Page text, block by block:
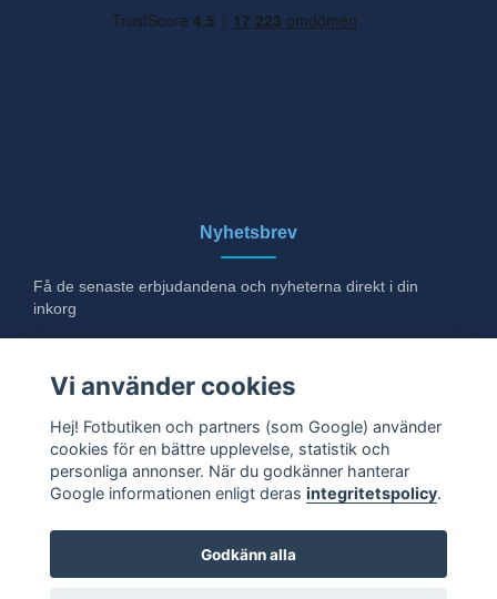
Nyhetsbrev
Få de senaste erbjudandena och nyheterna direkt i din
inkorg
Ja tack!
Vi använder cookies
Hej! Fotbutiken och partners (som Google) använder
cookies för en bättre upplevelse, statistik och
personliga annonser. När du godkänner hanterar
Google informationen enligt deras integritetspolicy.
Godkänn alla